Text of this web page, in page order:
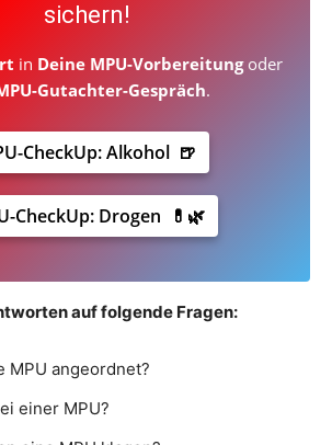
sichern!
in Deine MPU-Vorbereitungoder
Gutachter-Gespräch.
CheckUp: Alkohol 🍺
CheckUp: Drogen 💊🌿
auf folgende Fragen:
MPU angeordnet?
einer MPU?